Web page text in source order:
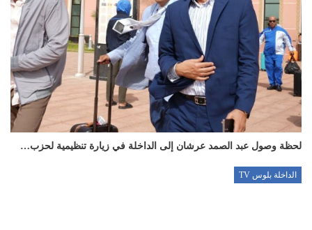
لحظة وصول عبد الصمد عرشان إلى الداخلة في زيارة تنظيمية لحزب…
الداخلة بلوس TV